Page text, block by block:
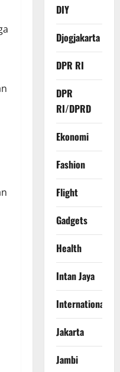
DIY
Djogjakarta
DPR RI
DPR
RI/DPRD
Ekonomi
Fashion
Flight
Gadgets
Health
Intan Jaya
International
Jakarta
Jambi